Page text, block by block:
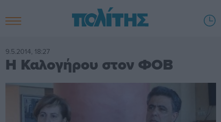
9.5.2014, 18:27
Η Καλογήρου στον ΦΟΒ